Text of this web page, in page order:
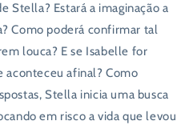
Stella? Estará a imaginação a
Como poderá confirmar tal
louca? E se Isabelle for
aconteceu afinal? Como
Stella inicia uma busca
em risco a vida que levou